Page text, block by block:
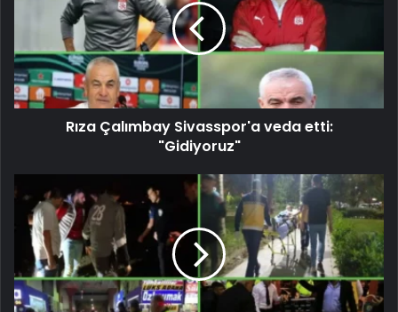
Rıza Çalımbay Sivasspor'a veda etti:
"Gidiyoruz"